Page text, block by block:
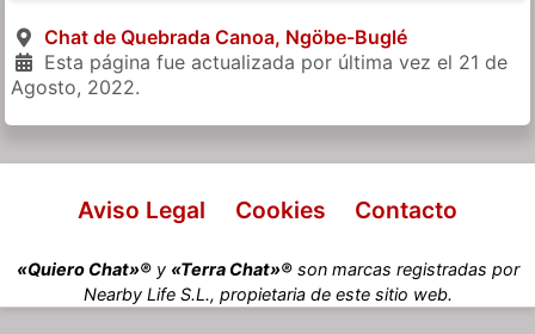
Chat de Quebrada Canoa, Ngöbe-Buglé
Esta página fue actualizada por última vez el 21 de
Agosto, 2022.
Aviso Legal Cookies Contacto
«Quiero Chat»®y «Terra Chat»®son marcas registradas por
Nearby Life S.L., propietaria de este sitio web.